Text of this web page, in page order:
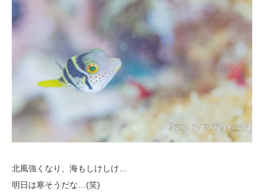
北風強くなり、海もしけしけ…
明日は寒そうだな…(笑)